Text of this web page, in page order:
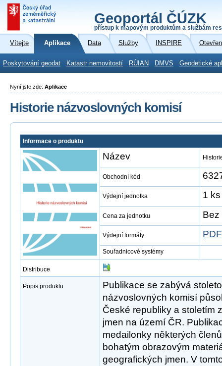
Geoportál ČÚZK
přístup k mapovým produktům a službám
Vítejte Aplikace Data Služby INSPIRE
Poskytování geodat Katastr nemovitostí RÚIAN DMVS Geodetické
Nyní jste zde: Aplikace
Historie názvoslovných komisí
Informace o produktu
Název
Obchodní kód
Výdejní jednotka 1 ks
Cena za jednotku Bez
Výdejní formáty PDF
Souřadnicové systémy
Distribuce
Popis produktu
Publikace se zabývá
názvoslovných komisí
České republiky a stoletím
jmen na území ČR.
medailonky některých
bohatým obrazovým
geografických jmen. V